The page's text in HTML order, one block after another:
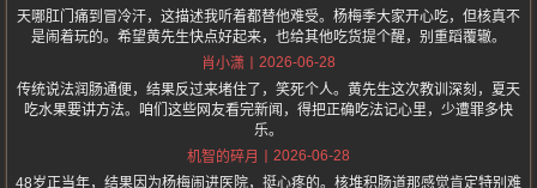
天哪肛门痛到冒冷汗，这描述我听着都替他难受。杨梅季大家开心吃，但核真不
是闹着玩的。希望黄先生快点好起来，也给其他吃货提个醒，别重蹈覆辙。
肖小潇
2026-06-28
传统说法润肠通便，结果反过来堵住了，笑死个人。黄先生这次教训深刻，夏天
吃水果要讲方法。咱们这些网友看完新闻，得把正确吃法记心里，少遭罪多快
乐。
机智的碎月
2026-06-28
48岁正当年，结果因为杨梅闹进医院，挺心疼的。核堆积肠道那感觉肯定特别难